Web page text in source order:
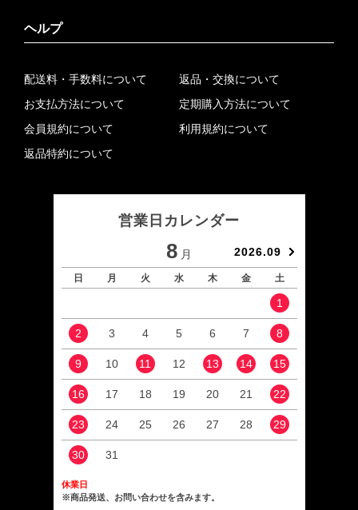
ヘルプ
配送料・手数料について
お支払方法について
会員規約について
返品特約について
返品・交換について
定期購入方法について
利用規約について
営業日カレンダー
8 月 2026.09
日 月 火 水 木 金 土
1
2 3 4 5 6 7 8
9 10 11 12 13 14 15
16 17 18 19 20 21 22
23 24 25 26 27 28 29
30 31
休業日
※商品発送、お問い合わせを含みます。